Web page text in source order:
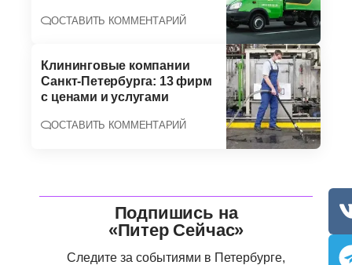
ОСТАВИТЬ КОММЕНТАРИЙ
Клининговые компании
Санкт-Петербурга: 13 фирм
с ценами и услугами
ОСТАВИТЬ КОММЕНТАРИЙ
Подпишись на
«Питер Сейчас»
Следите за событиями в Петербурге,